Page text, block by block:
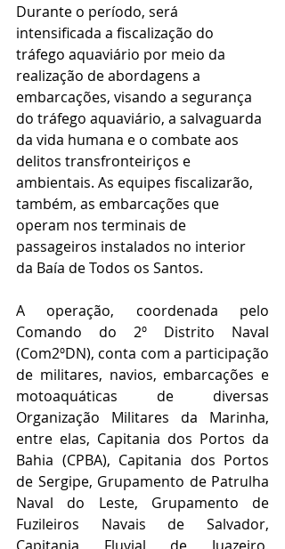
Durante o período, será
intensificada a fiscalização do
tráfego aquaviário por meio da
realização de abordagens a
embarcações, visando a segurança
do tráfego aquaviário, a salvaguarda
da vida humana e o combate aos
delitos transfronteiriços e
ambientais. As equipes fiscalizarão,
também, as embarcações que
operam nos terminais de
passageiros instalados no interior
da Baía de Todos os Santos.
A operação, coordenada pelo
Comando do 2º Distrito Naval
(Com2ºDN), conta com a participação
de militares, navios, embarcações e
motoaquáticas de diversas
Organização Militares da Marinha,
entre elas, Capitania dos Portos da
Bahia (CPBA), Capitania dos Portos
de Sergipe, Grupamento de Patrulha
Naval do Leste, Grupamento de
Fuzileiros Navais de Salvador,